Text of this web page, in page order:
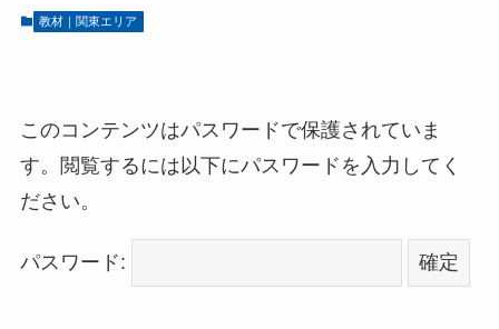
教材｜関東エリア
このコンテンツはパスワードで保護されていま
す。閲覧するには以下にパスワードを入力してく
ださい。
パスワード: